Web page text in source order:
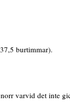
burtimmar).
varvid det inte